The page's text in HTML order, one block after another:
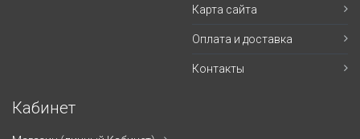
Карта сайта
Оплата и доставка
Контакты
Кабинет